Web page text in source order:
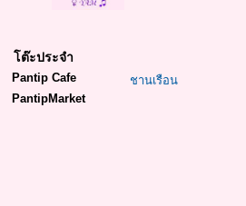
โต๊ะประจำ
Pantip Cafe
ชานเรือน
PantipMarket